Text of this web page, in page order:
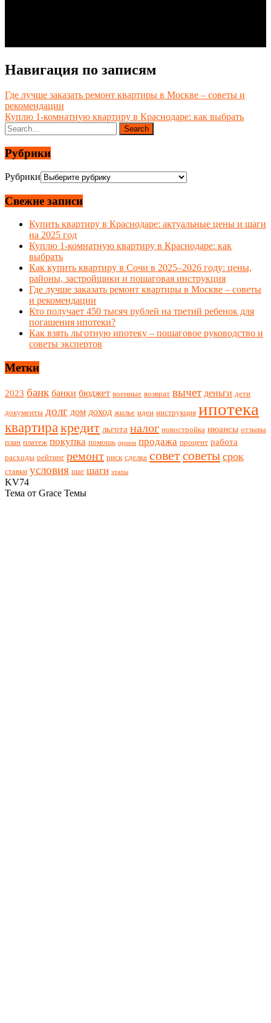
Навигация по записям
Где лучше заказать ремонт квартиры в Москве – советы и
рекомендации
Куплю 1-комнатную квартиру в Краснодаре: как выбрать
Рубрики
Рубрики
Свежие записи
Купить квартиру в Краснодаре: актуальные цены и шаги
на 2025 год
Куплю 1-комнатную квартиру в Краснодаре: как
выбрать
Как купить квартиру в Сочи в 2025–2026 году: цены,
районы, застройщики и пошаговая инструкция
Где лучше заказать ремонт квартиры в Москве – советы
и рекомендации
Кто получает 450 тысяч рублей на третий ребенок для
погашения ипотеки?
Как взять льготную ипотеку – пошаговое руководство и
советы экспертов
Метки
2023 банк банки бюджет военные возврат вычет деньги дети
документы долг дом доход жилье идеи инструкция ипотека
квартира кредит льгота налог новостройка нюансы отзывы
план платеж покупка помощь прием продажа процент работа
расходы рейтинг ремонт риск сделка советсоветы срок
ставки условия шаг шаги этапы
KV74
Тема от Grace Темы